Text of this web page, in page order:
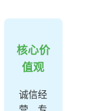
核心价
值观
诚信经